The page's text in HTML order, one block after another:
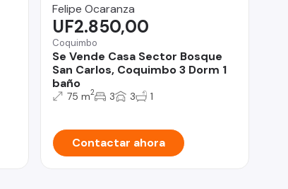
Felipe Ocaranza
Coquimbo
Se Vende Casa Sector Bosque
San Carlos, Coquimbo 3 Dorm 1
baño
UF2.850,00
75 m2 3 3 1
Contactar ahora